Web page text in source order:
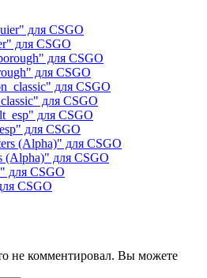
для CSGO
для CSGO
для CSGO
для CSGO
(Alpha)" для CSGO
CSGO
не комментировал. Вы можете